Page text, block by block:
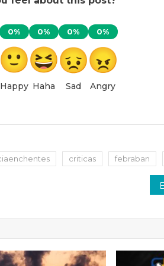
0%
Happy
0%
Haha
0%
Sad
0%
Angry
criticas febraban